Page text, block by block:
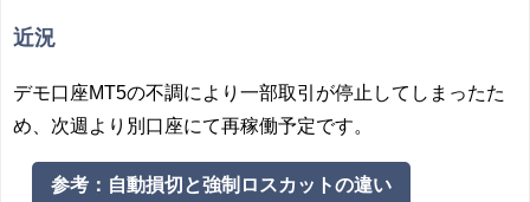
近況
デモ口座MT5の不調により一部取引が停止してしまったた
め、次週より別口座にて再稼働予定です。
参考：自動損切と強制ロスカットの違い